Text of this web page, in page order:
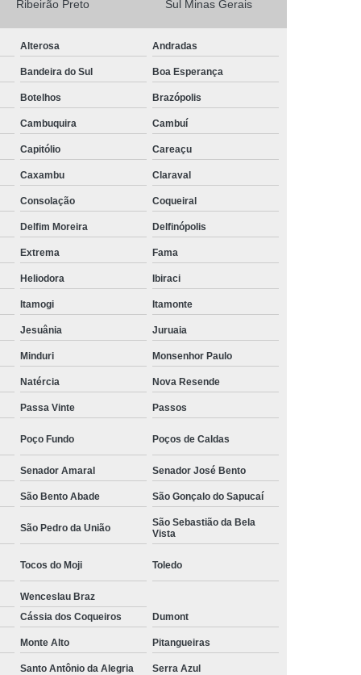
Camisa Social Manga Longa
Camisa Social Manga Longa Preta
Camisa Social Masculina Preta Manga Longa
Camisa a Rigor Social Masculina
Social Branca Masculina
Camisa Social Jeans Masculina
Social Masculina a Rigor
Manga Longa Social Masculina Preço
Social Branca Masculina Preço
Camisa Social Jeans Masculina Preço
Camisa Social Masculina Manga Curta Preço
Camisa Social Masculina Preço
Camisa Social Masculina Slim Preço
Fábrica Camisa Social
Fábrica de Camisa Social
Fábrica de Camisa Social Masculina
Loja de Fábrica Camisa Social
Loja de Moda Masculina Online
Loja Moda Masculina Executivo
Social
Loja Virtual Moda Masculina
Ribeirão Preto Sul Minas Gerais
Alterosa Andradas
Bandeira do Sul Boa Esperança
Botelhos Brazópolis
Cambuquira Cambuí
Capitólio Careaçu
Caxambu Claraval
Consolação Coqueiral
Delfim Moreira Delfinópolis
Extrema Fama
Heliodora Ibiraci
Itamogi Itamonte
Jesuânia Juruaia
Minduri Monsenhor Paulo
Natércia Nova Resende
Passa Vinte Passos
Poço Fundo Poços de Caldas
Senador Amaral Senador José Bento
São Bento Abade São Gonçalo do Sapucaí
São Pedro da União
São Sebastião da Bela
Vista
Tocos do Moji Toledo
Wenceslau Braz
Cássia dos Coqueiros Dumont
Monte Alto Pitangueiras
Santo Antônio da Alegria Serra Azul